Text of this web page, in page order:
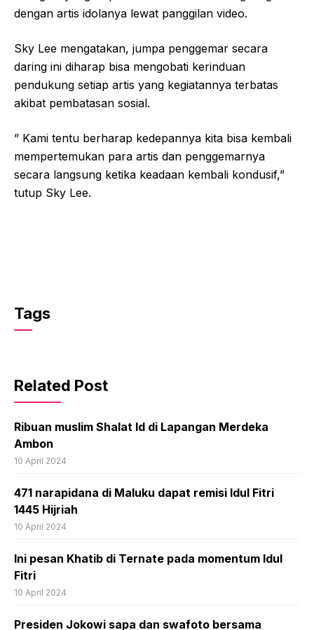
dengan artis idolanya lewat panggilan video.
Sky Lee mengatakan, jumpa penggemar secara
daring ini diharap bisa mengobati kerinduan
pendukung setiap artis yang kegiatannya terbatas
akibat pembatasan sosial.
” Kami tentu berharap kedepannya kita bisa kembali
mempertemukan para artis dan penggemarnya
secara langsung ketika keadaan kembali kondusif,”
tutup Sky Lee.
Tags
Related Post
Ribuan muslim Shalat Id di Lapangan Merdeka
Ambon
10 April 2024
471 narapidana di Maluku dapat remisi Idul Fitri
1445 Hijriah
10 April 2024
Ini pesan Khatib di Ternate pada momentum Idul
Fitri
10 April 2024
Presiden Jokowi sapa dan swafoto bersama